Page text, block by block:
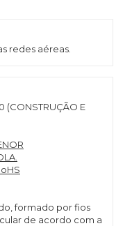
redes aéreas.
(CONSTRUÇÃO E
formado por fios
de acordo com a